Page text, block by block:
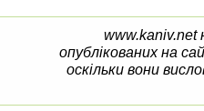
www.kaniv.net
опублікованих на
оскільки вони